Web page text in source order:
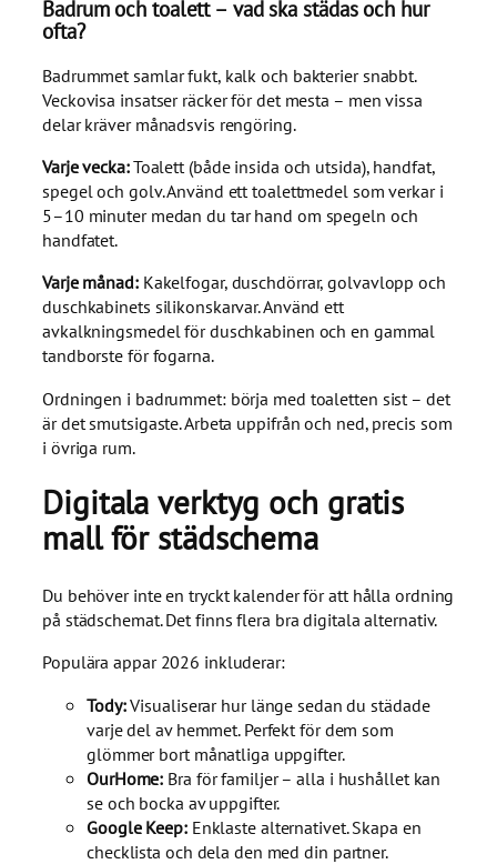
Badrum och toalett – vad ska städas och hur
ofta?
Badrummet samlar fukt, kalk och bakterier snabbt.
Veckovisa insatser räcker för det mesta – men vissa
delar kräver månadsvis rengöring.
Varje vecka:Toalett (både insida och utsida), handfat,
spegel och golv. Använd ett toalettmedel som verkar i
5–10 minuter medan du tar hand om spegeln och
handfatet.
Varje månad:Kakelfogar, duschdörrar, golvavlopp och
duschkabinets silikonskarvar. Använd ett
avkalkningsmedel för duschkabinen och en gammal
tandborste för fogarna.
Ordningen i badrummet: börja med toaletten sist – det
är det smutsigaste. Arbeta uppifrån och ned, precis som
i övriga rum.
Digitala verktyg och gratis
mall för städschema
Du behöver inte en tryckt kalender för att hålla ordning
på städschemat. Det finns flera bra digitala alternativ.
Populära appar 2026 inkluderar:
Tody:Visualiserar hur länge sedan du städade
varje del av hemmet. Perfekt för dem som
glömmer bort månatliga uppgifter.
OurHome: Bra för familjer – alla i hushållet kan
se och bocka av uppgifter.
Google Keep:Enklaste alternativet. Skapa en
checklista och dela den med din partner.